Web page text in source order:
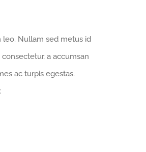
leo. Nullam sed metus id
a accumsan
ac turpis egestas.